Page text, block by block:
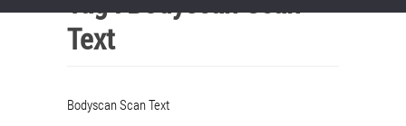
Text
Bodyscan Scan Text